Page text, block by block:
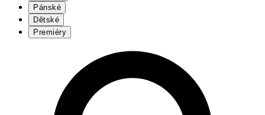
Pánské
Dětské
Premiéry